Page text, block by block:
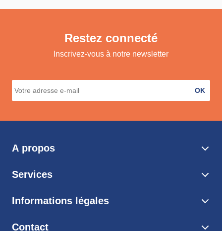
Restez connecté
Inscrivez-vous à notre newsletter
OK
A propos
Services
Informations légales
Contact